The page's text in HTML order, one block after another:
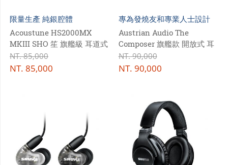
購物說明
會員專區
限量生產 純銀腔體
Acoustune HS2000MX
MKIII SHO 笙 旗艦級 耳道式
耳機
NT.85,000
NT. 85,000
專為發燒友和專業人士設計
Austrian Audio The
Composer 旗艦款 開放式 耳
罩式耳機
NT.90,000
NT. 90,000